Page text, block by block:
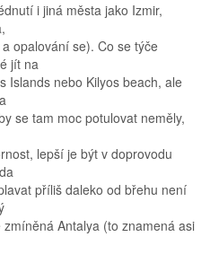
i jiná města jako Izmir,
opalování se). Co se týče
jít na
Islands nebo Kilyos beach, ale
se tam moc potulovat neměly,
lepší je být v doprovodu
příliš daleko od břehu není
Antalya (to znamená asi